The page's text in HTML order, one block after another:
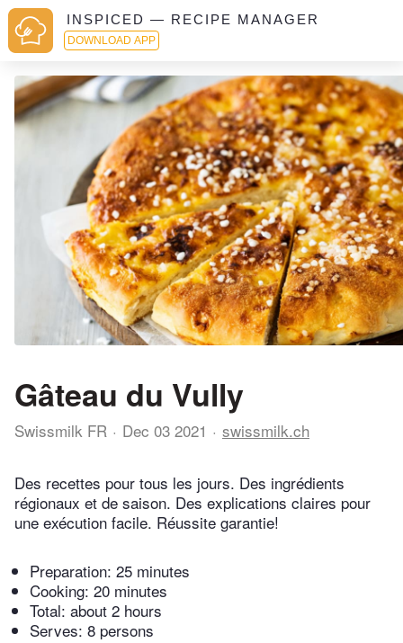
INSPICED — RECIPE MANAGER
DOWNLOAD APP
Gâteau du Vully
Swissmilk FR Dec 03 2021 swissmilk.ch
Des recettes pour tous les jours. Des ingrédients
régionaux et de saison. Des explications claires pour
une exécution facile. Réussite garantie!
Preparation: 25 minutes
Cooking: 20 minutes
Total: about 2 hours
Serves: 8 persons